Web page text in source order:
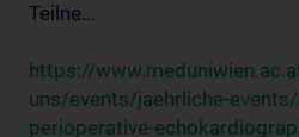
Teilne...
https://
uns/events/jaehrliche-
perioperative-